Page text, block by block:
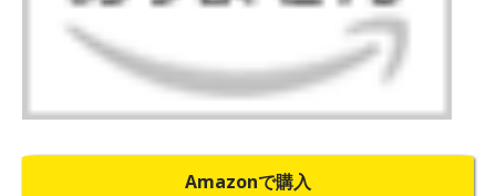
Amazonで購入